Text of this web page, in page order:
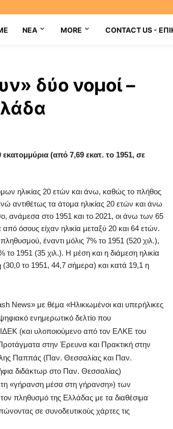
NEA MORE CONTACT US -
δύο νομοί –
(από 7,69 εκατ. το 1951, σε
ηλικίας 20 ετών και άνω, καθώς το πλήθος
αντιθέτως τα άτομα ηλικίας 20 ετών και άνω
ανάμεσα στο 1951 και το 2021, οι άνω των 65
όσους είχαν ηλικία μεταξύ 20 και 64 ετών.
έναντι μόλις 7% το 1951 (520 χιλ.),
το 1951 (35 χιλ.). Η μέση και η διάμεση ηλικία
το 1951, 44,7 σήμερα) και κατά 19,1 η
News» με θέμα «Ηλικιωμένοι και υπερήλικες
ενημερωτικό δελτίο που
(και υλοποιούμενο από τον ΕΛΚΕ του
στην Έρευνα και Πρακτική στην
Παππάς (Παν. Θεσσαλίας και Παν.
διδάκτωρ στο Παν. Θεσσαλίας)
τη «γήρανση μέσα στη γήρανση») των
πληθυσμό της Ελλάδας με τα διαθέσιμα
σε συνοδευτικούς χάρτες τις